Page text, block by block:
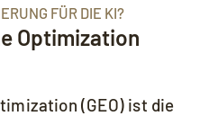
FÜR DIE KI?
Optimization
(GEO) ist die